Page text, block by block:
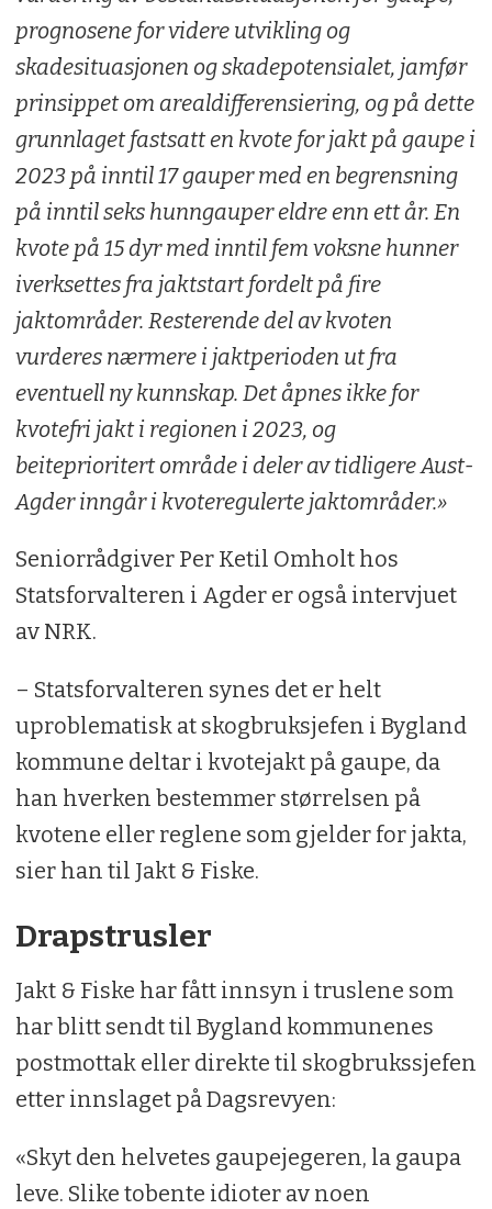
prognosene for videre utvikling og
skadesituasjonen og skadepotensialet, jamfør
prinsippet om arealdifferensiering, og på dette
grunnlaget fastsatt en kvote for jakt på gaupe i
2023 på inntil 17 gauper med en begrensning
på inntil seks hunngauper eldre enn ett år. En
kvote på 15 dyr med inntil fem voksne hunner
iverksettes fra jaktstart fordelt på fire
jaktområder. Resterende del av kvoten
vurderes nærmere i jaktperioden ut fra
eventuell ny kunnskap. Det åpnes ikke for
kvotefri jakt i regionen i 2023, og
beiteprioritert område i deler av tidligere Aust-
Agder inngår i kvoteregulerte jaktområder.»
Seniorrådgiver Per Ketil Omholt hos
Statsforvalteren i Agder er også intervjuet
av NRK.
– Statsforvalteren synes det er helt
uproblematisk at skogbruksjefen i Bygland
kommune deltar i kvotejakt på gaupe, da
han hverken bestemmer størrelsen på
kvotene eller reglene som gjelder for jakta,
sier han til Jakt & Fiske.
Drapstrusler
Jakt & Fiske har fått innsyn i truslene som
har blitt sendt til Bygland kommunenes
postmottak eller direkte til skogbrukssjefen
etter innslaget på Dagsrevyen:
«Skyt den helvetes gaupejegeren, la gaupa
leve. Slike tobente idioter av noen